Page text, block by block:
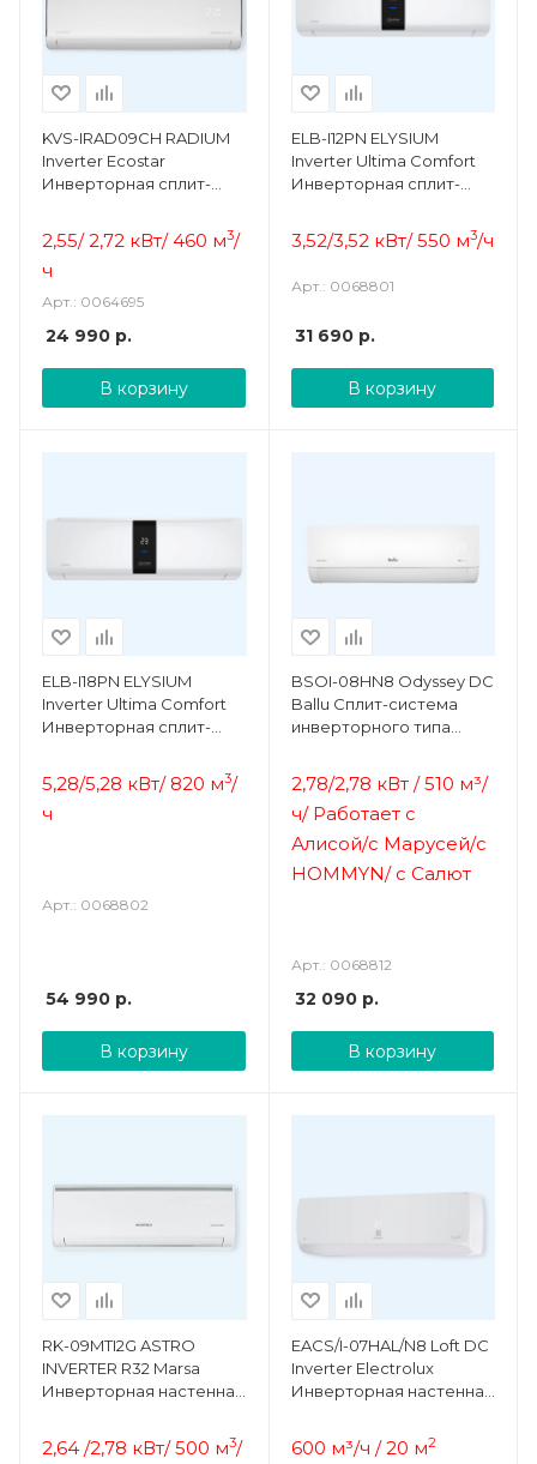
KVS-IRAD09CH RADIUM
Inverter Ecostar
Инверторная сплит-
2,55/ 2,72 кВт/ 460 м3/
ч
Арт.: 0064695
24 990 р.
В корзину
ELB-I12PN ELYSIUM
Inverter Ultima Comfort
Инверторная сплит-
3,52/3,52 кВт/ 550 м3/ч
Арт.: 0068801
31 690р.
В корзину
ELB-I18PN ELYSIUM
Inverter Ultima Comfort
Инверторная сплит-
5,28/5,28 кВт/ 820 м3/
ч
Арт.: 0068802
54 990 р.
В корзину
BSOI-08HN8 Odyssey DC
Ballu Сплит-система
инверторного типа
2,78/2,78 кВт /510 м³/
ч/ Работает с
Алисой/с Марусей/с
HOMMYN/ с Салют
Арт.: 0068812
32 090р.
В корзину
RK-09MTI2G ASTRO
INVERTER R32 Marsa
Инверторная настенная
2,64 /2,78 кВт/ 500 м3/
EACS/I-07HAL/N8 Loft DC
Inverter Electrolux
Инверторная настенная
600 м³/ч / 20 м2